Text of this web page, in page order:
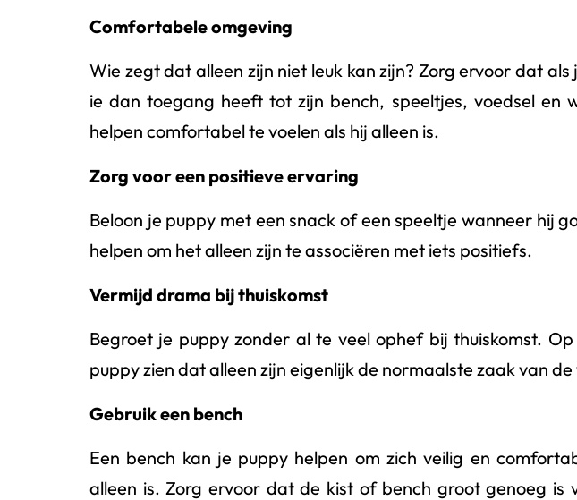
Comfortabele omgeving
Wie zegt dat alleen zijn niet leuk kan zijn? Zorg ervoor dat
ie dan toegang heeft tot zijn bench, speeltjes, voedsel en
helpen comfortabel te voelen als hij alleen is.
Zorg voor een positieve ervaring
Beloon je puppy met een snack of een speeltje wanneer hij
helpen om het alleen zijn te associëren met iets positiefs.
Vermijd drama bij thuiskomst
Begroet je puppy zonder al te veel ophef bij thuiskomst.
puppy zien dat alleen zijn eigenlijk de normaalste zaak van de
Gebruik een bench
Een bench kan je puppy helpen om zich veilig en
alleen is. Zorg ervoor dat de kist of bench groot genoeg is